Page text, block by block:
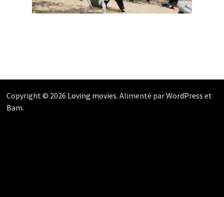
Copyright © 2026 Loving movies. Alimenté parWordPress et
Bam.